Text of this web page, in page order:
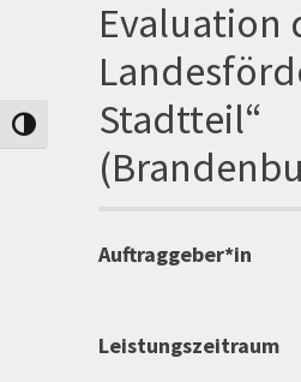
Umschalten auf hohe Kontraste
Evaluation
Stadtteil“
Auftraggeber*in
Leistungszeitraum